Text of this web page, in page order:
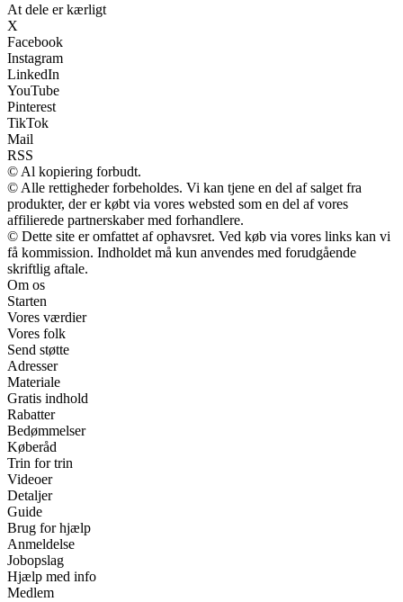
At dele er kærligt
X
Facebook
Instagram
LinkedIn
YouTube
Pinterest
TikTok
Mail
RSS
© Al kopiering forbudt.
© Alle rettigheder forbeholdes. Vi kan tjene en del af salget fra
produkter, der er købt via vores websted som en del af vores
affilierede partnerskaber med forhandlere.
© Dette site er omfattet af ophavsret. Ved køb via vores links kan vi
få kommission. Indholdet må kun anvendes med forudgående
skriftlig aftale.
Om os
Starten
Vores værdier
Vores folk
Send støtte
Adresser
Materiale
Gratis indhold
Rabatter
Bedømmelser
Køberåd
Trin for trin
Videoer
Detaljer
Guide
Brug for hjælp
Anmeldelse
Jobopslag
Hjælp med info
Medlem